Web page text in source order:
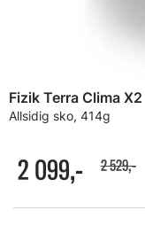
Fizik Terra Clima
Allsidig sko, 414g
2 099,- 2 529,-